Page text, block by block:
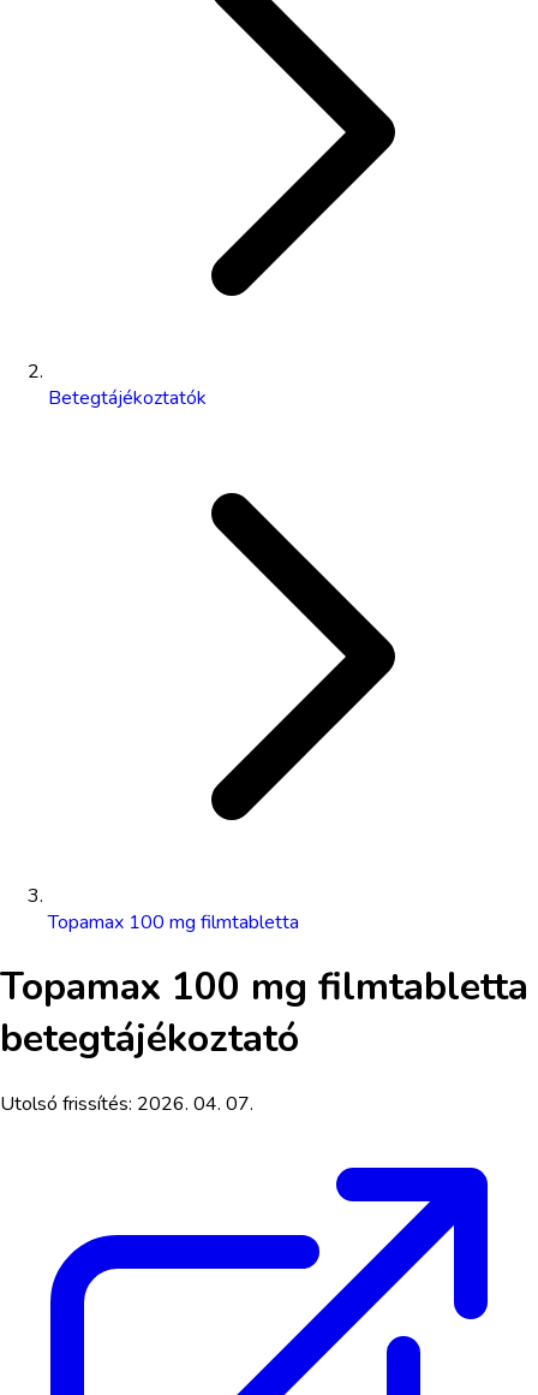
Betegtájékoztatók
Topamax 100 mg filmtabletta
Topamax 100 mg filmtabletta
betegtájékoztató
Utolsó frissítés: 2026. 04. 07.